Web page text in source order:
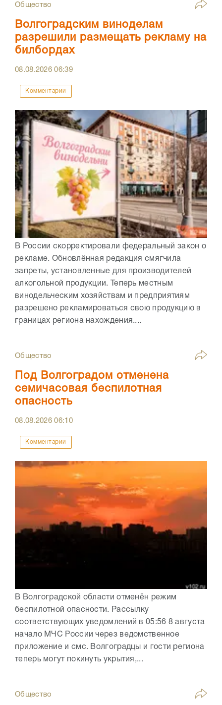
Общество
Волгоградским виноделам
разрешили размещать рекламу на
билбордах
08.08.202606:39
Комментарии
В России скорректировали федеральный закон о
рекламе. Обновлённая редакция смягчила
запреты, установленные для производителей
алкогольной продукции. Теперь местным
винодельческим хозяйствам и предприятиям
разрешено рекламироваться свою продукцию в
границах региона нахождения....
Общество
Под Волгоградом отменена
семичасовая беспилотная
опасность
08.08.202606:10
Комментарии
В Волгоградской области отменён режим
беспилотной опасности. Рассылку
соответствующих уведомлений в 05:56 8 августа
начало МЧС России через ведомственное
приложение и смс. Волгоградцы и гости региона
теперь могут покинуть укрытия,...
Общество